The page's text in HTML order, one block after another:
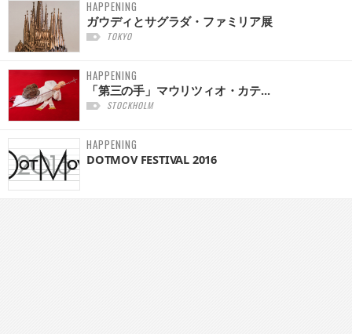
HAPPENING
ガウディとサグラダ・ファミリア展
TOKYO
HAPPENING
「第三の手」マウリツィオ・カテ...
STOCKHOLM
HAPPENING
DOTMOV FESTIVAL 2016